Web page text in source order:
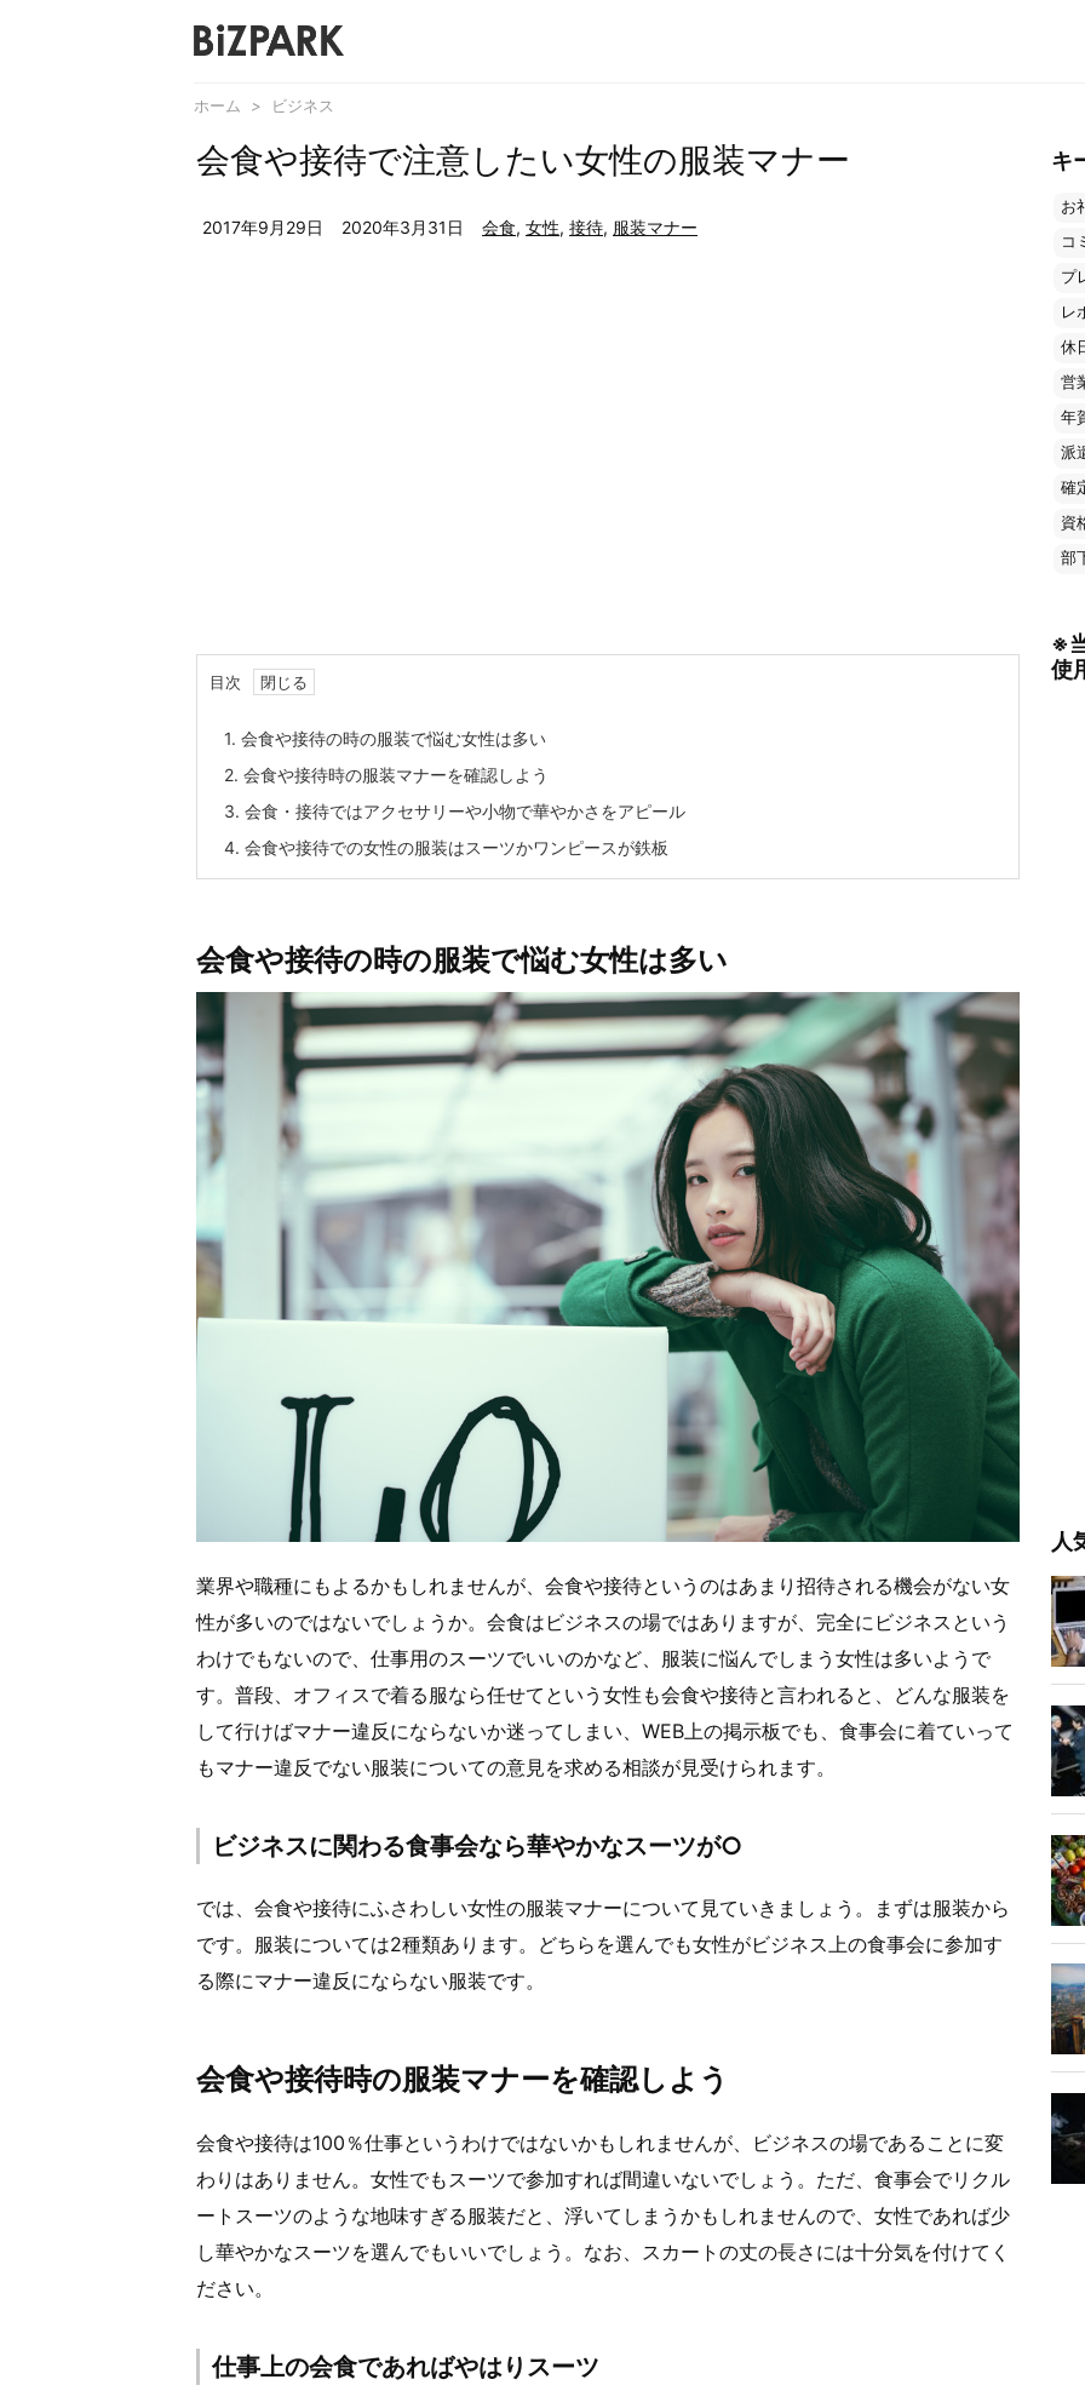
ホーム > ビジネス
会食や接待で注意したい女性の服装マナー
2017年9月29日 2020年3月31日 会食, 女性, 接待, 服装マナー
目次
1. 会食や接待の時の服装で悩む女性は多い
2. 会食や接待時の服装マナーを確認しよう
3. 会食・接待ではアクセサリーや小物で華やかさをアピール
4. 会食や接待での女性の服装はスーツかワンピースが鉄板
会食や接待の時の服装で悩む女性は多い
業界や職種にもよるかもしれませんが、会食や接待というのはあまり招待される機会がない女
性が多いのではないでしょうか。会食はビジネスの場ではありますが、完全にビジネスという
わけでもないので、仕事用のスーツでいいのかなど、服装に悩んでしまう女性は多いようで
す。普段、オフィスで着る服なら任せてという女性も会食や接待と言われると、どんな服装を
して行けばマナー違反にならないか迷ってしまい、WEB上の掲示板でも、食事会に着ていって
もマナー違反でない服装についての意見を求める相談が見受けられます。
ビジネスに関わる食事会なら華やかなスーツが○
では、会食や接待にふさわしい女性の服装マナーについて見ていきましょう。まずは服装から
です。服装については2種類あります。どちらを選んでも女性がビジネス上の食事会に参加す
る際にマナー違反にならない服装です。
会食や接待時の服装マナーを確認しよう
会食や接待は100％仕事というわけではないかもしれませんが、ビジネスの場であることに変
わりはありません。女性でもスーツで参加すれば間違いないでしょう。ただ、食事会でリクル
ートスーツのような地味すぎる服装だと、浮いてしまうかもしれませんので、女性であれば少
し華やかなスーツを選んでもいいでしょう。なお、スカートの丈の長さには十分気を付けてく
ださい。
仕事上の会食であればやはりスーツ
キ
お
コ
プ
レ
休
営
年
派
確
資
部
※
使
人